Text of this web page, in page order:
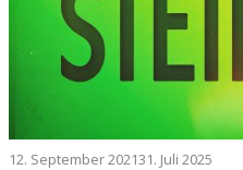
12. September 202131. Juli 2025